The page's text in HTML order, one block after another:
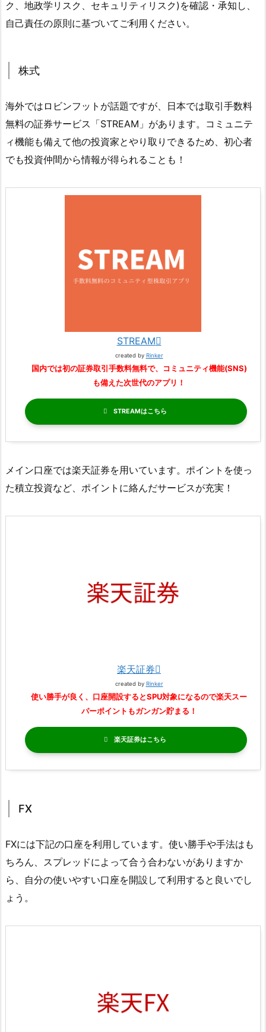
ク、地政学リスク、セキュリティリスク)を確認・承知し、
自己責任の原則に基づいてご利用ください。
株式
海外ではロビンフットが話題ですが、日本では取引手数料
無料の証券サービス「STREAM」があります。コミュニテ
ィ機能も備えて他の投資家とやり取りできるため、初心者
でも投資仲間から情報が得られることも！
STREAM
created by Rinker
国内では初の証券取引手数料無料で、コミュニティ機能(SNS)
も備えた次世代のアプリ！
STREAM
メイン口座では楽天証券を用いています。ポイントを使っ
た積立投資など、ポイントに絡んだサービスが充実！
楽天証券
created by Rinker
使い勝手が良く、口座開設するとSPU対象になるので楽天スー
パーポイントもガンガン貯まる！
楽天証券
FX
FXには下記の口座を利用しています。使い勝手や手法はも
ちろん、スプレッドによって合う合わないがありますか
ら、自分の使いやすい口座を開設して利用すると良いでし
ょう。